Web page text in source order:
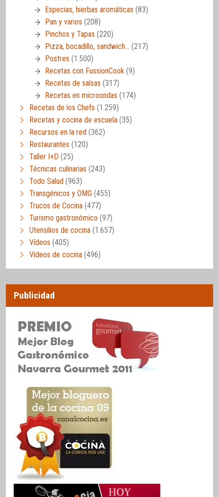
Especias, hierbas aromáticas (83)
Pan y varios (208)
Pinchos y Tapas (220)
Pizza, bocadillo, sandwich… (217)
Postres (1.500)
Recetas con FussionCook (9)
Recetas de salsas (317)
Recetas en microondas (174)
Recetas de los Chefs (1.259)
Recetas y cocina de escuela (35)
Recursos en la red (362)
Restaurantes (120)
Taller I+D (25)
Técnicas culinarias (243)
Todo Salud (963)
Transgénicos y OMG (455)
Trucos de Cocina (477)
Turismo gastronómico (97)
Utensilios de cocina (1.657)
Vídeos (405)
Vídeos de cocina (496)
Publicidad